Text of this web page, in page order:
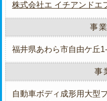
株式会社エ イチアンドエ
事
福井県あわら市自由ケ丘
事
自動車ボディ成形用大型